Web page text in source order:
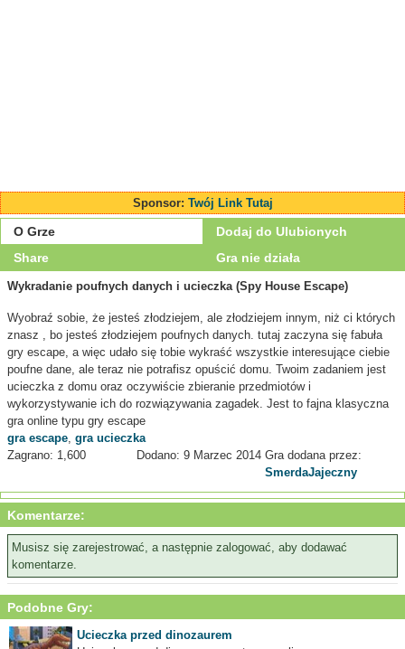
Sponsor: Twój Link Tutaj
O Grze
Dodaj do Ulubionych
Share
Gra nie działa
Wykradanie poufnych danych i ucieczka (Spy House Escape)
Wyobraź sobie, że jesteś złodziejem, ale złodziejem innym, niż ci których
znasz , bo jesteś złodziejem poufnych danych. tutaj zaczyna się fabuła
gry escape, a więc udało się tobie wykraść wszystkie interesujące ciebie
poufne dane, ale teraz nie potrafisz opuścić domu. Twoim zadaniem jest
ucieczka z domu oraz oczywiście zbieranie przedmiotów i
wykorzystywanie ich do rozwiązywania zagadek. Jest to fajna klasyczna
gra online typu gry escape
gra escape, gra ucieczka
Zagrano: 1,600
Dodano: 9 Marzec 2014 Gra dodana przez:
SmerdaJajeczny
Komentarze:
Musisz się zarejestrować, a następnie zalogować, aby dodawać
komentarze.
Podobne Gry:
Ucieczka przed dinozaurem